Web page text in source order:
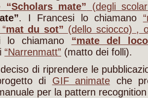
“Scholars mate” (degli
. I Francesi lo chiamano “
mat du sot” (dello sciocco) ,
lo chiamano “mate del
“Narrenmatt” (matto dei folli).
di riprendere le
di GIF animate che
per la pattern